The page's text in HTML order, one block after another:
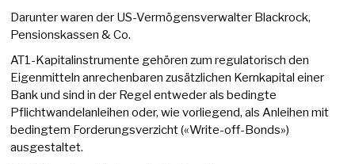
Darunter waren der US-Vermögensverwalter Blackrock,
Pensionskassen & Co.
AT1-Kapitalinstrumente gehören zum regulatorisch den
Eigenmitteln anrechenbaren zusätzlichen Kernkapital einer
Bank und sind in der Regel entweder als bedingte
Pflichtwandelanleihen oder, wie vorliegend, als Anleihen mit
bedingtem Forderungsverzicht («Write-off-Bonds»)
ausgestaltet.